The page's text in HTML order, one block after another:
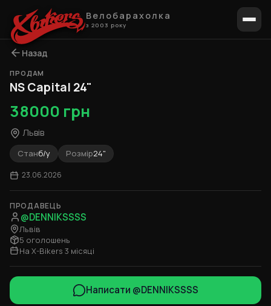
Велобарахолка
з 2003 року
Назад
ПРОДАМ
NS Capital 24"
38000 грн
Львів
Станб/у Розмір24"
23.06.2026
ПРОДАВЕЦЬ
@DENNIKSSSS
Львів
5 оголошень
На X-Bikers 3 місяці
Написати @DENNIKSSSS